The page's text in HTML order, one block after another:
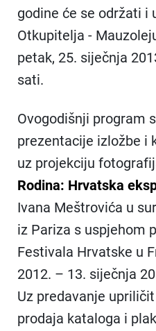
godine će se održati i
Otkupitelja -
petak, 25. siječnja
sati.
Ovogodišnji program
prezentacije izložbe i
uz projekciju
Rodina: Hrvatska
Ivana Meštrovića u
iz Pariza s uspjehom
Festivala Hrvatske u
2012. – 13. siječnja
Uz predavanje
prodaja kataloga i